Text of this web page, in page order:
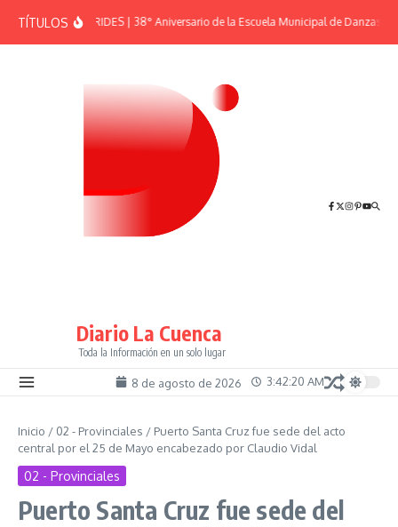
TÍTULOSEFEMÉRIDES | 38° Aniversario de la Escuela Municipal de Danzas “El
Diario La Cuenca
Toda la Información en un solo lugar
8 de agosto de 2026 3:42:20 AM
Inicio / 02 - Provinciales / Puerto Santa Cruz fue sede del acto
central por el 25 de Mayo encabezado por Claudio Vidal
02 - Provinciales
Puerto Santa Cruz fue sede del